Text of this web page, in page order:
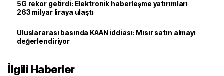
5G rekor getirdi: Elektronik haberleşme yatırımları
263 milyar liraya ulaştı
Uluslararası basında KAAN iddiası: Mısır satın almayı
değerlendiriyor
İlgili Haberler